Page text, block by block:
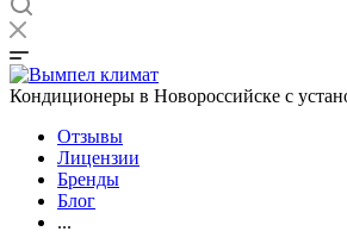
Кондиционеры в Новороссийске с
Отзывы
Лицензии
Бренды
Блог
...